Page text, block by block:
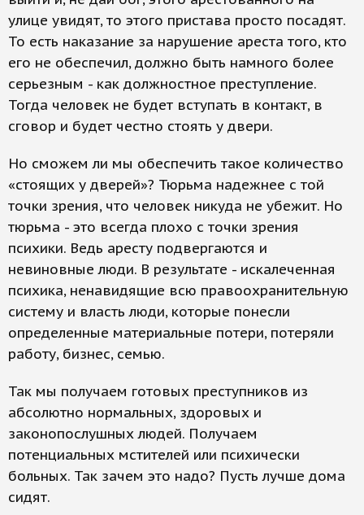
улице увидят, то этого пристава просто посадят.
То есть наказание за нарушение ареста того, кто
его не обеспечил, должно быть намного более
серьезным - как должностное преступление.
Тогда человек не будет вступать в контакт, в
сговор и будет честно стоять у двери.
Но сможем ли мы обеспечить такое количество
«стоящих у дверей»? Тюрьма надежнее с той
точки зрения, что человек никуда не убежит. Но
тюрьма - это всегда плохо с точки зрения
психики. Ведь аресту подвергаются и
невиновные люди. В результате - искалеченная
психика, ненавидящие всю правоохранительную
систему и власть люди, которые понесли
определенные материальные потери, потеряли
работу, бизнес, семью.
Так мы получаем готовых преступников из
абсолютно нормальных, здоровых и
законопослушных людей. Получаем
потенциальных мстителей или психически
больных. Так зачем это надо? Пусть лучше дома
сидят.